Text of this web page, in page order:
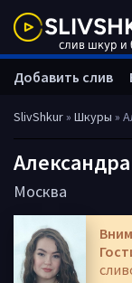
SlivShkur» Шкуры »
Москва
Добавить слив